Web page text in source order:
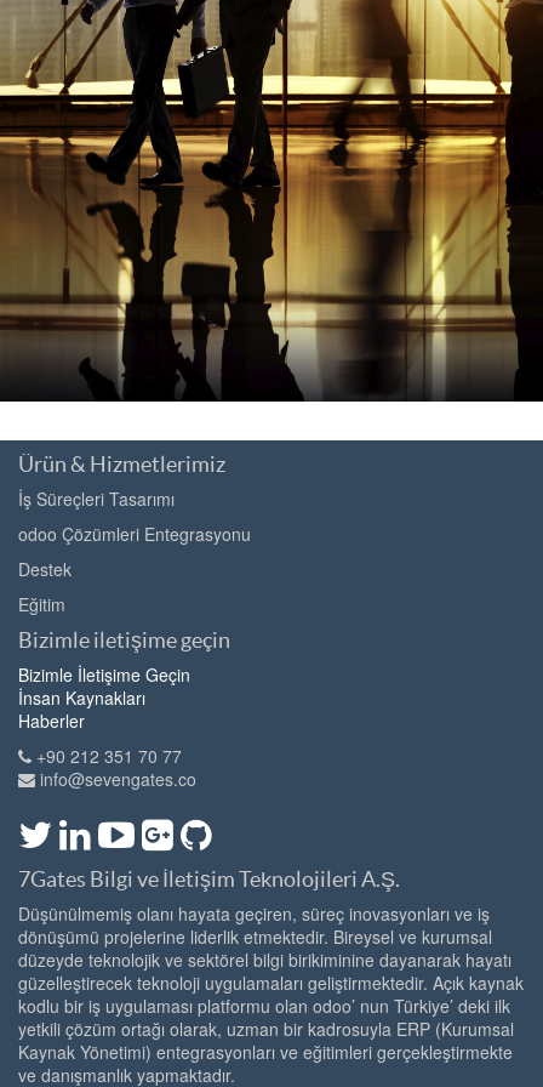
Ürün & Hizmetlerimiz
İş Süreçleri Tasarımı
odoo Çözümleri Entegrasyonu
Destek
Eğitim
Bizimle iletişime geçin
Bizimle İletişime Geçin
İnsan Kaynakları
Haberler
+90 212 351 70 77
info@sevengates.co
7Gates Bilgi ve İletişim Teknolojileri A.Ş.
Düşünülmemiş olanı hayata geçiren, süreç inovasyonları ve iş
dönüşümü projelerine liderlik etmektedir. Bireysel ve kurumsal
düzeyde teknolojik ve sektörel bilgi birikiminine dayanarak hayatı
güzelleştirecek teknoloji uygulamaları geliştirmektedir. Açık kaynak
kodlu bir iş uygulaması platformu olan odoo’ nun Türkiye’ deki ilk
yetkili çözüm ortağı olarak, uzman bir kadrosuyla ERP (Kurumsal
Kaynak Yönetimi) entegrasyonları ve eğitimleri gerçekleştirmekte
ve danışmanlık yapmaktadır.